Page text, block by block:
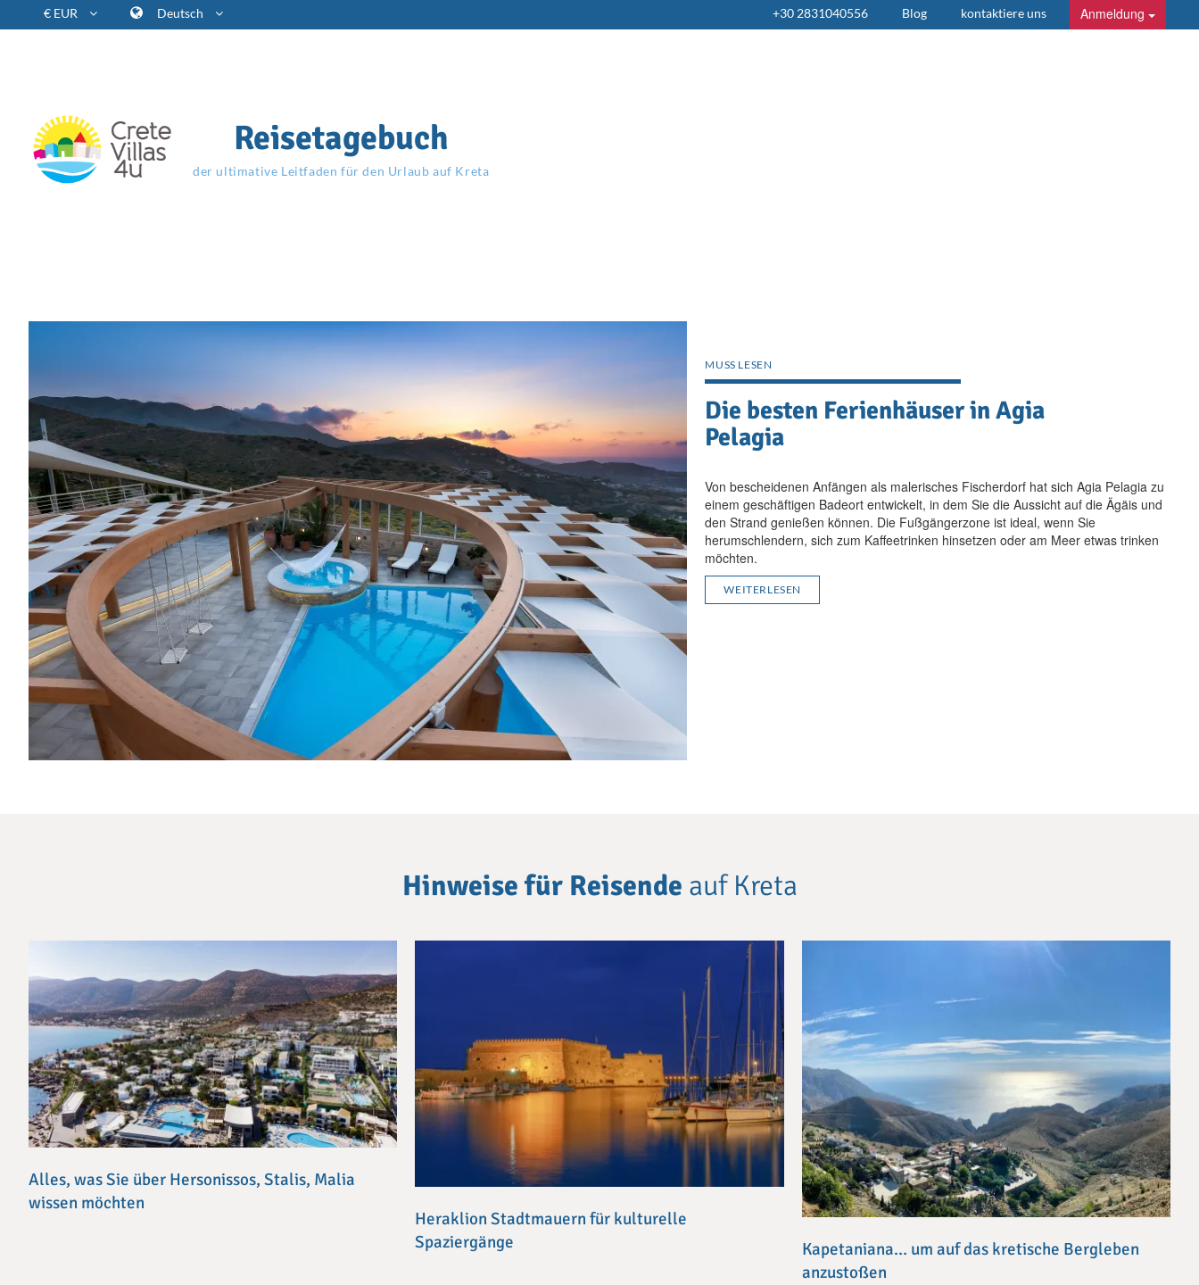
€ EUR Deutsch +30 2831040556 Blog kontaktiere uns Anmeldung
Reisetagebuch
der ultimative Leitfaden für den Urlaub auf Kreta
MUSS LESEN
Die besten Ferienhäuser in Agia
Pelagia
Von bescheidenen Anfängen als malerisches Fischerdorf hat sich Agia Pelagia zu
einem geschäftigen Badeort entwickelt, in dem Sie die Aussicht auf die Ägäis und
den Strand genießen können. Die Fußgängerzone ist ideal, wenn Sie
herumschlendern, sich zum Kaffeetrinken hinsetzen oder am Meer etwas trinken
möchten.
WEITERLESEN
Hinweise für Reisende auf Kreta
Alles, was Sie über Hersonissos, Stalis, Malia
wissen möchten
Heraklion Stadtmauern für kulturelle
Spaziergänge
Kapetaniana… um auf das kretische Bergleben
anzustoßen